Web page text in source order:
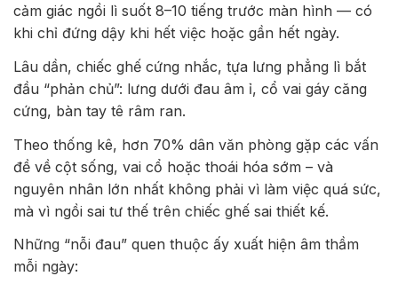
cảm giác ngồi lì suốt 8–10 tiếng trước màn hình — có
khi chỉ đứng dậy khi hết việc hoặc gần hết ngày.
Lâu dần, chiếc ghế cứng nhắc, tựa lưng phẳng lì bắt
đầu “phản chủ”: lưng dưới đau âm ỉ, cổ vai gáy căng
cứng, bàn tay tê râm ran.
Theo thống kê, hơn 70% dân văn phòng gặp các vấn
đề về cột sống, vai cổ hoặc thoái hóa sớm – và
nguyên nhân lớn nhất không phải vì làm việc quá sức,
mà vì ngồi sai tư thế trên chiếc ghế sai thiết kế.
Những “nỗi đau” quen thuộc ấy xuất hiện âm thầm
mỗi ngày: